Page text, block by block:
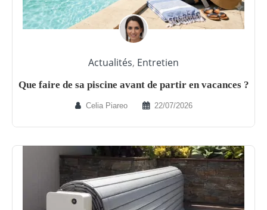
Actualités, Entretien
Que faire de sa piscine avant de partir en vacances ?
Celia Piareo 22/07/2026